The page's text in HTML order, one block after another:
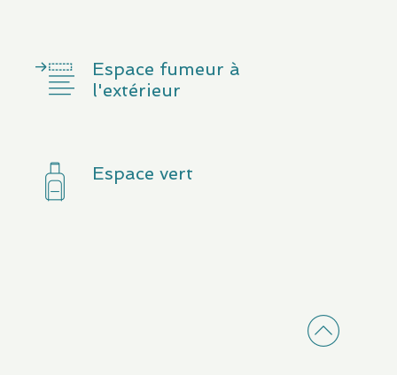
Espace fumeur à
l'extérieur
Espace vert